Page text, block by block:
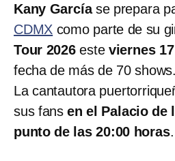
Kany Garcíase prepara
CDMX como parte de su
Tour 2026este viernes
fecha de más de 70 shows.
La cantautora
sus fansen el Palacio de
punto de las 20:00 horas.